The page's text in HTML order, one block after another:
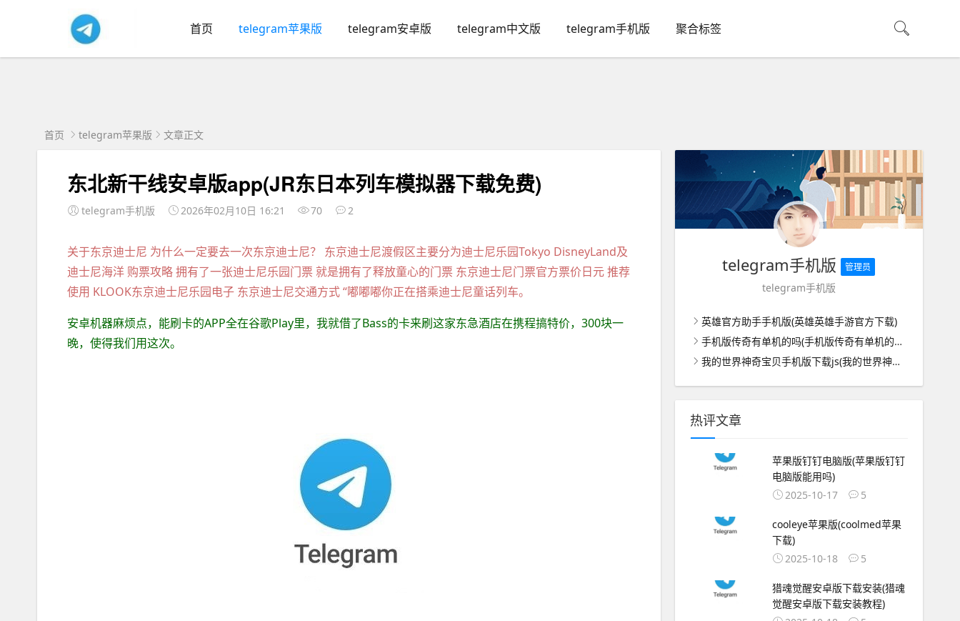
首页 telegram苹果版 telegram安卓版 telegram中文版 telegram手机版 聚合标签
首页 telegram苹果版 文章正文
东北新干线安卓版app(JR东日本列车模拟器下载免费)
telegram手机版 2026年02月10日 16:21 70 2
关于东京迪士尼 为什么一定要去一次东京迪士尼？ 东京迪士尼渡假区主要分为迪士尼乐园Tokyo DisneyLand及
迪士尼海洋 购票攻略 拥有了一张迪士尼乐园门票 就是拥有了释放童心的门票 东京迪士尼门票官方票价日元 推荐
使用 KLOOK东京迪士尼乐园电子 东京迪士尼交通方式 “嘟嘟嘟你正在搭乘迪士尼童话列车。
安卓机器麻烦点，能刷卡的APP全在谷歌Play里，我就借了Bass的卡来刷这家东急酒店在携程搞特价，300块一
晚，使得我们用这次。
telegram手机版 管理员
telegram手机版
英雄官方助手手机版(英雄英雄手游官方下载)
手机版传奇有单机的吗(手机版传奇有单机的吗怎么玩)
我的世界神奇宝贝手机版下载js(我的世界神奇宝贝手机版下载无视频)
热评文章
苹果版钉钉电脑版(苹果版钉钉
电脑版能用吗)
2025-10-17
5
cooleye苹果版(coolmed苹果
下载)
2025-10-18
5
猎魂觉醒安卓版下载安装(猎魂
觉醒安卓版下载安装教程)